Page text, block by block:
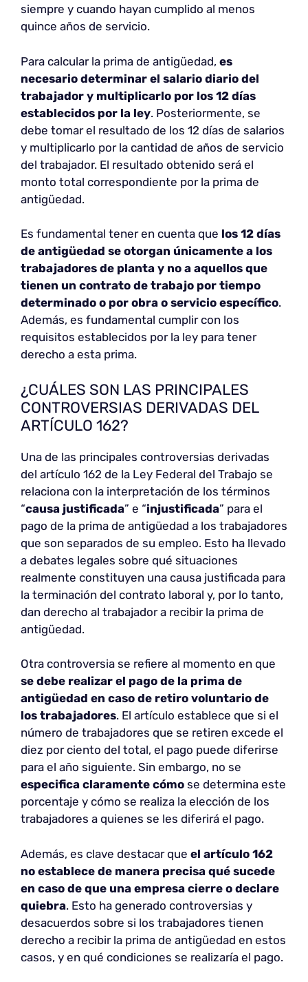
siempre y cuando hayan cumplido al menos
quince años de servicio.
Para calcular la prima de antigüedad, es
necesario determinar el salario diario del
trabajador y multiplicarlo por los 12 días
establecidos por la ley. Posteriormente, se
debe tomar el resultado de los 12 días de salarios
y multiplicarlo por la cantidad de años de servicio
del trabajador. El resultado obtenido será el
monto total correspondiente por la prima de
antigüedad.
Es fundamental tener en cuenta que los 12 días
de antigüedad se otorgan únicamente a los
trabajadores de planta y no a aquellos que
tienen un contrato de trabajo por tiempo
determinado o por obra o servicio específico.
Además, es fundamental cumplir con los
requisitos establecidos por la ley para tener
derecho a esta prima.
¿CUÁLES SON LAS PRINCIPALES
CONTROVERSIAS DERIVADAS DEL
ARTÍCULO 162?
Una de las principales controversias derivadas
del artículo 162 de la Ley Federal del Trabajo se
relaciona con la interpretación de los términos
“causa justificada” e “injustificada” para el
pago de la prima de antigüedad a los trabajadores
que son separados de su empleo. Esto ha llevado
a debates legales sobre qué situaciones
realmente constituyen una causa justificada para
la terminación del contrato laboral y, por lo tanto,
dan derecho al trabajador a recibir la prima de
antigüedad.
Otra controversia se refiere al momento en que
se debe realizar el pago de la prima de
antigüedad en caso de retiro voluntario de
los trabajadores. El artículo establece que si el
número de trabajadores que se retiren excede el
diez por ciento del total, el pago puede diferirse
para el año siguiente. Sin embargo, no se
especifica claramente cómo se determina este
porcentaje y cómo se realiza la elección de los
trabajadores a quienes se les diferirá el pago.
Además, es clave destacar que el artículo 162
no establece de manera precisa qué sucede
en caso de que una empresa cierre o declare
quiebra. Esto ha generado controversias y
desacuerdos sobre si los trabajadores tienen
derecho a recibir la prima de antigüedad en estos
casos, y en qué condiciones se realizaría el pago.